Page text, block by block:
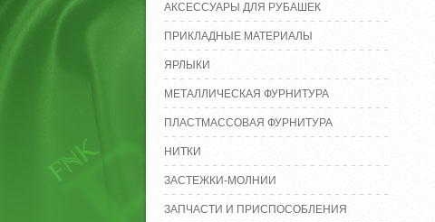
АКСЕССУАРЫ ДЛЯ РУБАШЕК
ПРИКЛАДНЫЕ МАТЕРИАЛЫ
ЯРЛЫКИ
МЕТАЛЛИЧЕСКАЯ ФУРНИТУРА
ПЛАСТМАССОВАЯ ФУРНИТУРА
НИТКИ
ЗАСТЕЖКИ-МОЛНИИ
ЗАПЧАСТИ И ПРИСПОСОБЛЕНИЯ